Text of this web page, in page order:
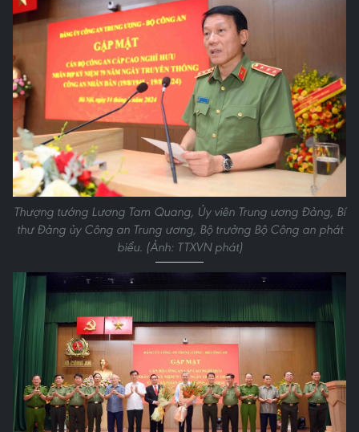
Thượng tướng Lương Tam Quang, Ủy viên Trung ương Đảng, Bí
thư Đảng ủy Công an Trung ương, Bộ trưởng Bộ Công an phát
biểu. (Ảnh: TTXVN phát)